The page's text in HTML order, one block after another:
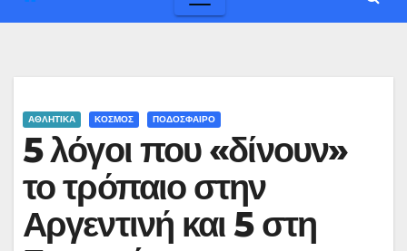
ΑΘΛΗΤΙΚΑ ΚΟΣΜΟΣ ΠΟΔΟΣΦΑΙΡΟ
5 λόγοι που «δίνουν»
το τρόπαιο στην
Αργεντινή και 5 στη